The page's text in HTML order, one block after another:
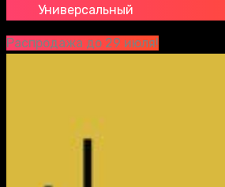
Универсальный
Распродажа до 29 июля!